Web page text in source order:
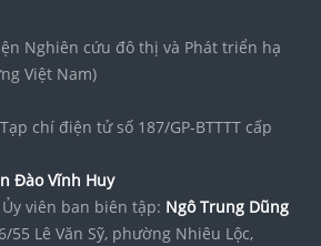
Nghiên cứu đô thị và Phát triển hạ
Việt Nam)
chí điện tử số 187/GP-BTTTT cấp
Đào Vĩnh Huy
viên ban biên tập: Ngô Trung Dũng
55 Lê Văn Sỹ, phường Nhiêu Lộc,